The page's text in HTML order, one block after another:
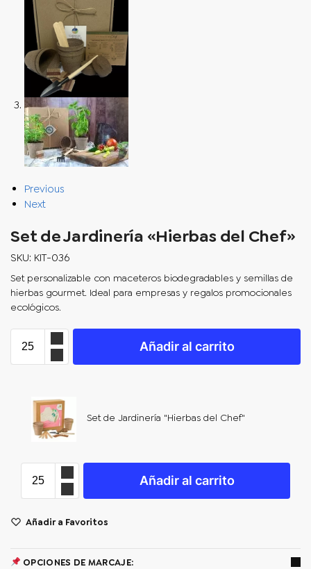
Previous
Next
Set de Jardinería «Hierbas del Chef»
SKU: KIT-036
Set personalizable con maceteros biodegradables y semillas de
hierbas gourmet. Ideal para empresas y regalos promocionales
ecológicos.
Añadir al carrito
Set de Jardinería "Hierbas del Chef"
Añadir al carrito
Añadir a Favoritos
OPCIONES DE MARCAJE: